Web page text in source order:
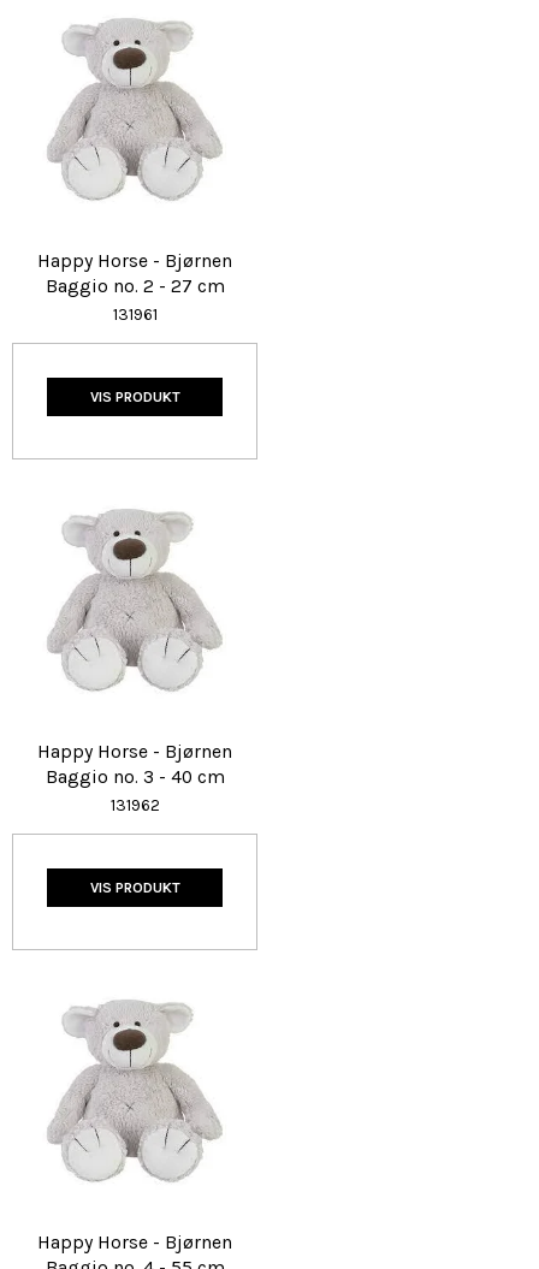
Happy Horse - Bjørnen
Baggio no. 2 - 27 cm
131961
VIS PRODUKT
Happy Horse - Bjørnen
Baggio no. 3 - 40 cm
131962
VIS PRODUKT
Happy Horse - Bjørnen